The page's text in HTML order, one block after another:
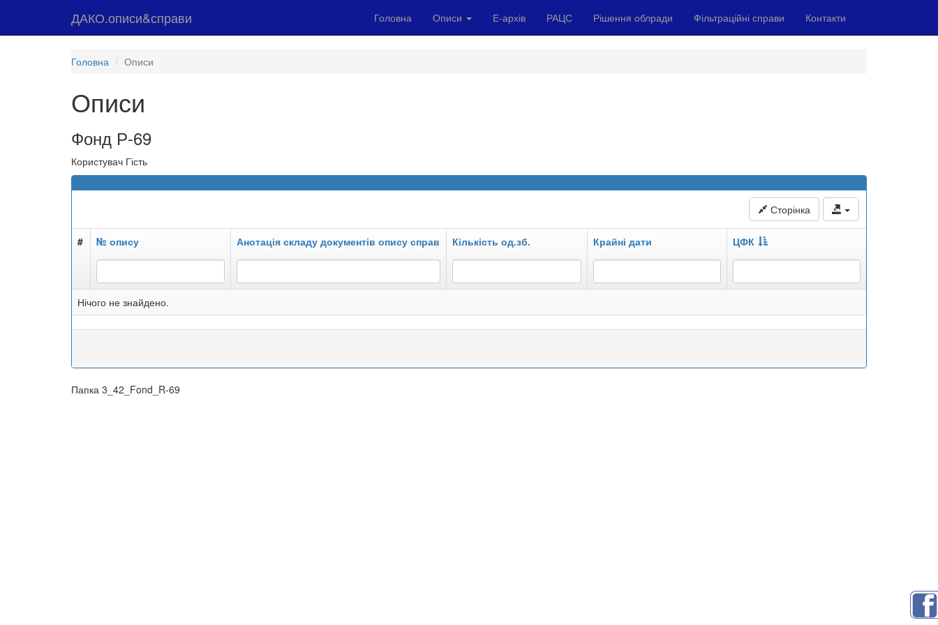
ДАКО.описи&справи Головна Описи Е-архів РАЦС Рішення облради Фільтраційні справи Контакти
Головна Описи
Описи
Фонд Р-69
Користувач Гість
Сторінка
# № опису Анотація складу документів опису справ Кількість од.зб. Крайні дати ЦФК
Нічого не знайдено.
Папка 3_42_Fond_R-69